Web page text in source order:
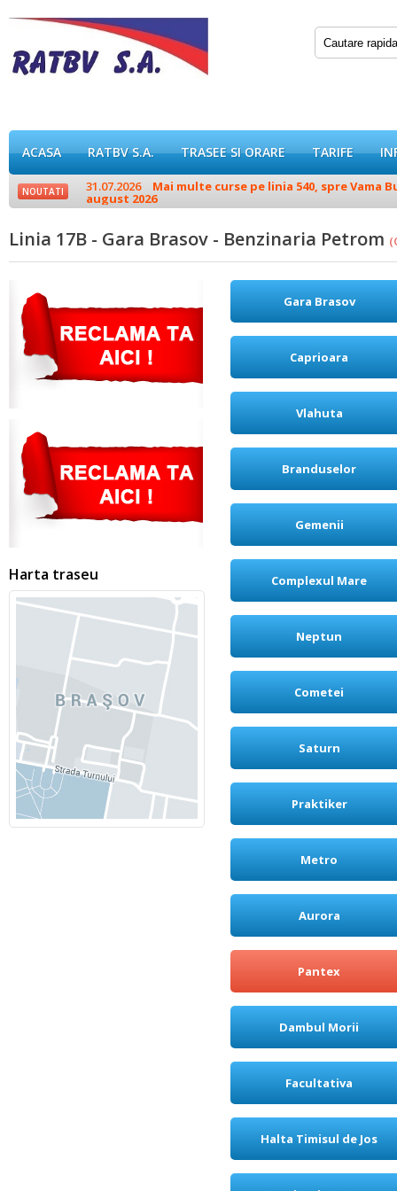
ACASA RATBV S.A. TRASEE SI ORARE TARIFE
NOUTATI 31.07.2026 Mai multe curse pe linia 540, spre Vama
august 2026
Linia 17B - Gara Brasov - Benzinaria Petrom
Harta traseu
Gara Brasov
Caprioara
Vlahuta
Branduselor
Gemenii
Complexul Mare
Neptun
Cometei
Saturn
Praktiker
Metro
Aurora
Pantex
Dambul Morii
Facultativa
Halta Timisul de Jos